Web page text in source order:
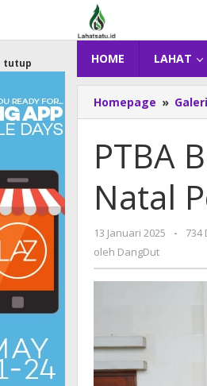
konten
HOME LAHAT
tutup
Homepage » Galeri
PTBA
Natal
13 Januari 2025
oleh
-
734
oleh DangDut